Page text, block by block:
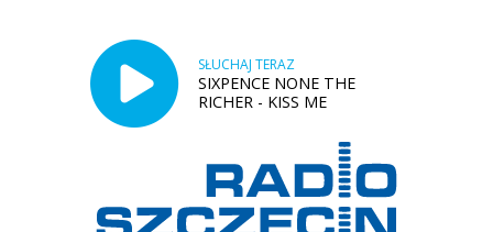
SŁUCHAJ TERAZ
SIXPENCE NONE THE
RICHER - KISS ME